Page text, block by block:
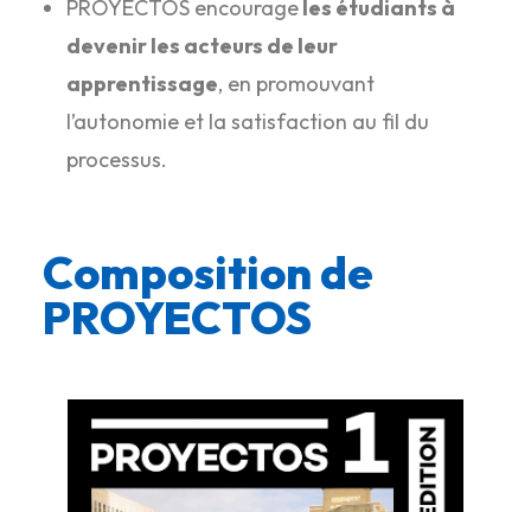
PROYECTOS encourageles étudiants à
devenir les acteurs de leur
apprentissage, en promouvant
l’autonomie et la satisfaction au fil du
processus.
Composition de
PROYECTOS